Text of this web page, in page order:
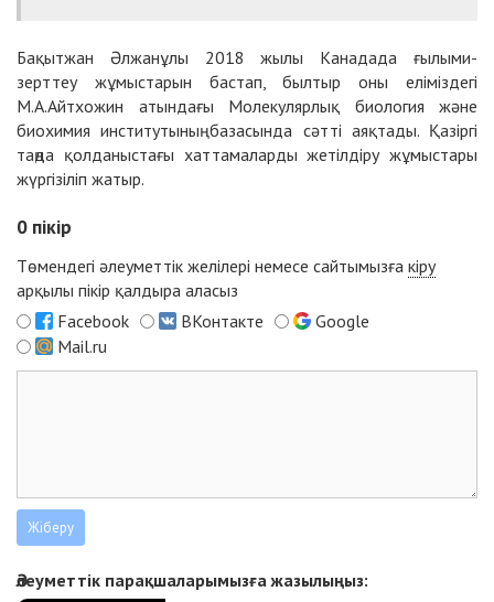
Бақытжан Әлжанұлы 2018 жылы Канадада ғылыми-
зерттеу жұмыстарын бастап, былтыр оны еліміздегі
М.А.Айтхожин атындағы Молекулярлық биология және
биохимия институтының базасында сәтті аяқтады. Қазіргі
таңда қолданыстағы хаттамаларды жетілдіру жұмыстары
жүргізіліп жатыр.
0 пікір
Төмендегі әлеуметтік желілері немесе сайтымызға кіру
арқылы пікір қалдыра аласыз
Facebook
ВКонтакте
Google
Mail.ru
Әлеуметтік парақшаларымызға жазылыңыз: